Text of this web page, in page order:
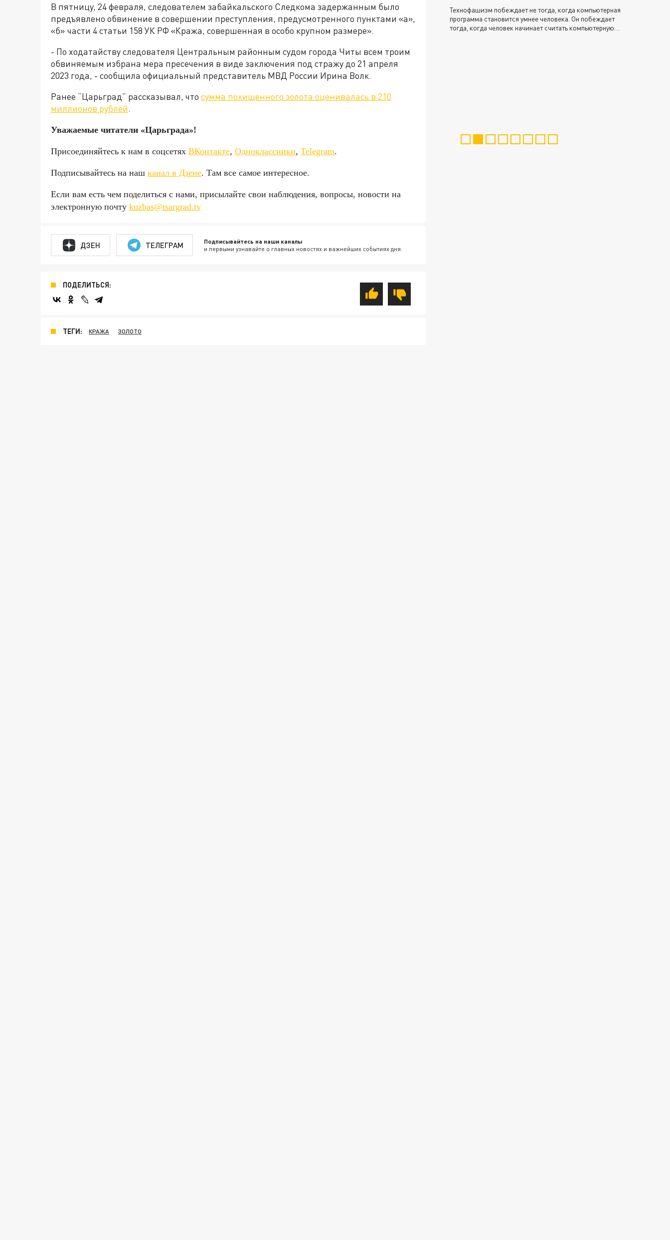
В пятницу, 24 февраля, следователем забайкальского Следкома задержанным было
предъявлено обвинение в совершении преступления, предусмотренного пунктами «а»,
«б» части 4 статьи 158 УК РФ «Кража, совершенная в особо крупном размере».
- По ходатайству следователя Центральным районным судом города Читы всем троим
обвиняемым избрана мера пресечения в виде заключения под стражу до 21 апреля
2023 года, - сообщила официальный представитель МВД России Ирина Волк.
Ранее “Царьград” рассказывал, что сумма похищенного золота оценивалась в 210
миллионов рублей.
Уважаемые читатели «Царьграда»!
Присоединяйтесь к нам в соцсетях ВКонтакте, Одноклассники, Telegram.
Подписывайтесь на наш канал в Дзене. Там все самое интересное.
Если вам есть чем поделиться с нами, присылайте свои наблюдения, вопросы, новости на
электронную почту kuzbas@tsargrad.tv
ДЗЕН ТЕЛЕГРАМ Подписывайтесь на наши каналы
и первыми узнавайте о главных новостях и важнейших событиях дня.
ПОДЕЛИТЬСЯ:
ТЕГИ: КРАЖА ЗОЛОТО
Технофашизм побеждает не тогда, когда компьютерная
программа становится умнее человека. Он побеждает
тогда, когда человек начинает считать компьютерную